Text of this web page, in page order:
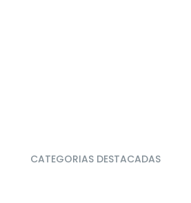
CATEGORIAS DESTACADAS